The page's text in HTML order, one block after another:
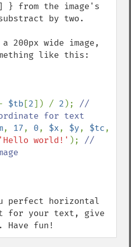
from the image's
by two.
200px wide image,
like this:
$tb[2]) / 2 ); //
, 17, 0, $x, $y, $tc
'Hello world!' ); //
perfect horizontal
for your text, give
fun!